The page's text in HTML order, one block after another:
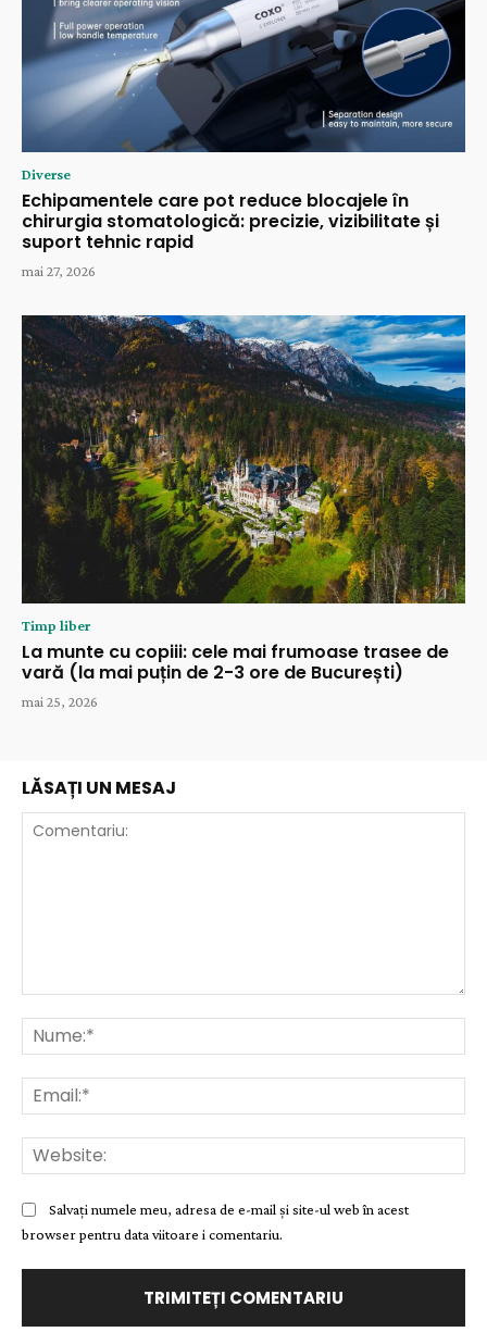
Diverse
Echipamentele care pot reduce blocajele în
chirurgia stomatologică: precizie, vizibilitate și
suport tehnic rapid
mai 27, 2026
Timp liber
La munte cu copiii: cele mai frumoase trasee de
vară (la mai puțin de 2-3 ore de București)
mai 25, 2026
LĂSAȚI UN MESAJ
Salvați numele meu, adresa de e-mail și site-ul web în acest
browser pentru data viitoare i comentariu.